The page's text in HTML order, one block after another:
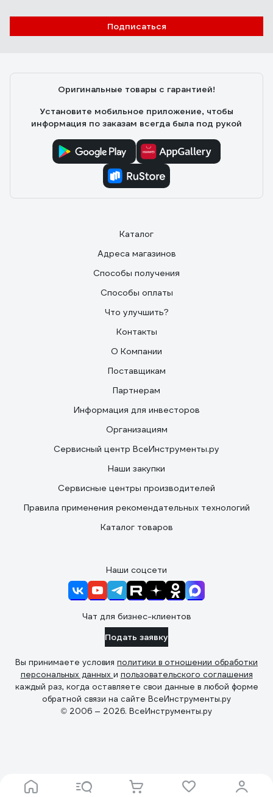
Подписаться
Оригинальные товары с гарантией!
Установите мобильное приложение, чтобы
информация по заказам всегда была под рукой
Каталог
Адреса магазинов
Способы получения
Способы оплаты
Что улучшить?
Контакты
О Компании
Поставщикам
Партнерам
Информация для инвесторов
Организациям
Сервисный центр ВсеИнструменты.ру
Наши закупки
Сервисные центры производителей
Правила применения рекомендательных технологий
Каталог товаров
Наши соцсети
Чат для бизнес-клиентов
Подать заявку
Вы принимаете условия политики в отношении обработки
персональных данных и пользовательского соглашения
каждый раз, когда оставляете свои данные в любой форме
обратной связи на сайте ВсеИнструменты.ру
© 2006 — 2026. ВсеИнструменты.ру